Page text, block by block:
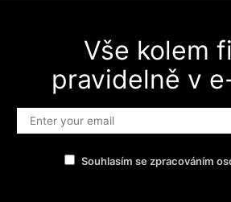
Vše kolem
pravidelně v
Souhlasím se zpracováním